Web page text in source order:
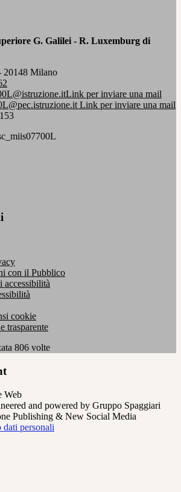
G. Galilei - R. Luxemburg di
20148 Milano
Link per inviare una mail
Link per inviare una mail
con il Pubblico
accessibilità
cookie
trasparente
806 volte
and powered by Gruppo Spaggiari
Publishing & New Social Media
dati personali